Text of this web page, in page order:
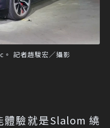
記者趙駿宏／攝影
體驗就是Slalom 繞